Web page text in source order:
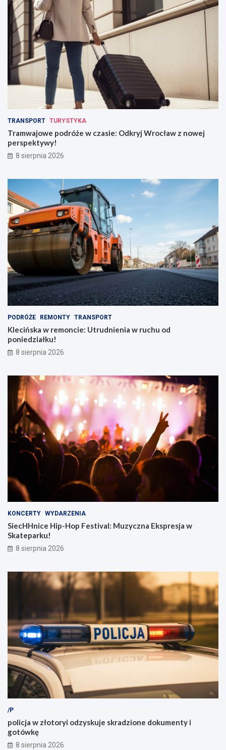
TRANSPORT TURYSTYKA
Tramwajowe podróże w czasie: Odkryj Wrocław z nowej
perspektywy!
8 sierpnia 2026
PODRÓŻE REMONTY TRANSPORT
Klecińska w remoncie: Utrudnienia w ruchu od
poniedziałku!
8 sierpnia 2026
KONCERTY WYDARZENIA
SiecHHnice Hip-Hop Festival: Muzyczna Ekspresja w
Skateparku!
8 sierpnia 2026
/P
policja w złotoryi odzyskuje skradzione dokumenty i
gotówkę
8 sierpnia 2026